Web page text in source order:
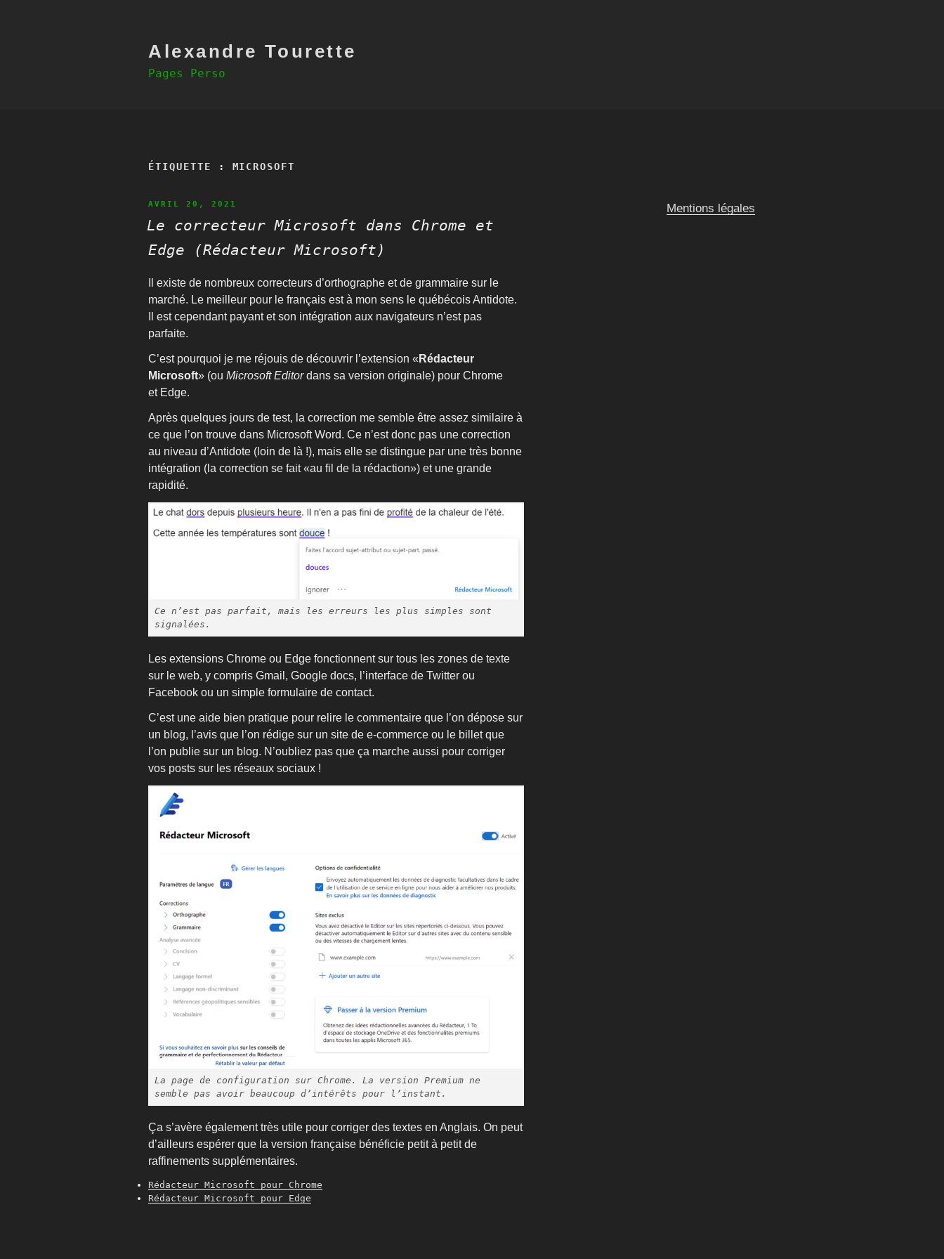
Alexandre Tourette
Pages Perso
ÉTIQUETTE : MICROSOFT
PUBLIÉ
AVRIL 20, 2021
Le correcteur Microsoft dans Chrome et
Edge (Rédacteur Microsoft)
Il existe de nombreux correcteurs d’orthographe et de grammaire sur le
marché. Le meilleur pour le français est à mon sens le québécois Antidote.
Il est cependant payant et son intégration aux navigateurs n’est pas
parfaite.
C’est pourquoi je me réjouis de découvrir l’extension « Rédacteur
Microsoft» (ou Microsoft Editordans sa version originale) pour Chrome
et Edge.
Après quelques jours de test, la correction me semble être assez similaire à
ce que l’on trouve dans Microsoft Word. Ce n’est donc pas une correction
au niveau d’Antidote (loin de là !), mais elle se distingue par une très bonne
intégration (la correction se fait «au fil de la rédaction») et une grande
rapidité.
Ce n’est pas parfait, mais les erreurs les plus simples sont
signalées.
Les extensions Chrome ou Edge fonctionnent sur tous les zones de texte
sur le web, y compris Gmail, Google docs, l’interface de Twitter ou
Facebook ou un simple formulaire de contact.
C’est une aide bien pratique pour relire le commentaire que l’on dépose sur
un blog, l’avis que l’on rédige sur un site de e‑commerce ou le billet que
l’on publie sur un blog. N’oubliez pas que ça marche aussi pour corriger
vos posts sur les réseaux sociaux !
La page de configuration sur Chrome. La version Premium ne
semble pas avoir beaucoup d’intérêts pour l’instant.
Ça s’avère également très utile pour corriger des textes en Anglais. On peut
d’ailleurs espérer que la version française bénéficie petit à petit de
raffinements supplémentaires.
Rédacteur Microsoft pour Chrome
Rédacteur Microsoft pour Edge
Mentions légales